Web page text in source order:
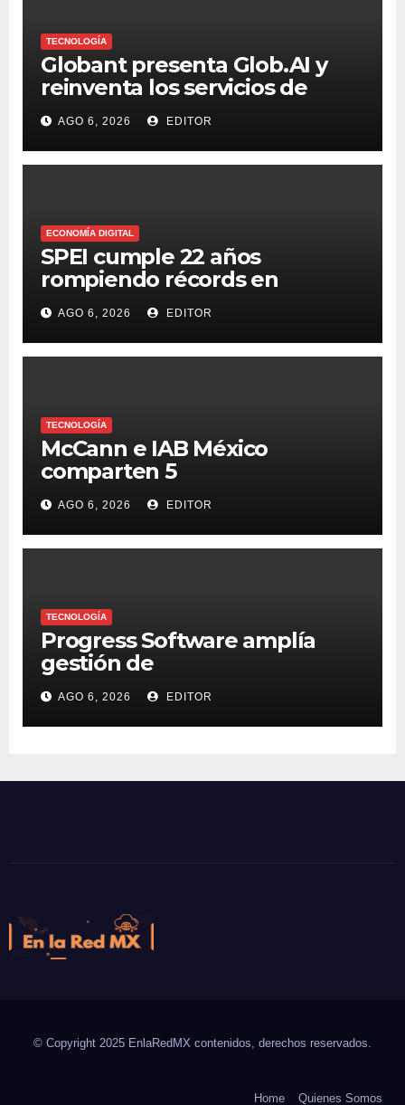
TECNOLOGÍA
Globant presenta Glob.AI y
reinventa los servicios de
tecnología para la era de la IA
AGO 6, 2026 EDITOR
ECONOMÍA DIGITAL
SPEI cumple 22 años
rompiendo récords en
transferencias y adopción
AGO 6, 2026 EDITOR
TECNOLOGÍA
McCann e IAB México
comparten 5
macrotendencias en la
industria del marketing y la
publicidad
AGO 6, 2026 EDITOR
TECNOLOGÍA
Progress Software amplía
gestión de
supercomputadoras de IA
NVIDIA DGX Spark con Chef
AGO 6, 2026 EDITOR
© Copyright 2025 EnlaRedMX contenidos, derechos reservados.
Home Quienes Somos